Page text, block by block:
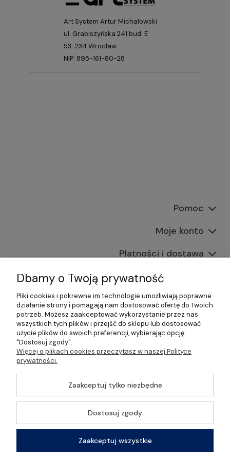
Art System Artur Michałowski
ul. Grabiszyńska 241 bud. E
53-234 Wrocław
NIP: 895-161-80-28
Pomoc
Moje konto
Płatności i dostawa
Informacje
O nas
©2026 Wszelkie Prawa Zastrzeżone | Gastrosklep |
Wyposażenie gastronomii, restauracji oraz barów
Szablon Master byEcommercy
Pokaż pełną wersję strony
Sklep internetowy Shoper Premium
Dbamy o Twoją prywatność
Pliki cookies i pokrewne im technologie umożliwiają poprawne
działanie strony i pomagają nam dostosować ofertę do Twoich
potrzeb. Możesz zaakceptować wykorzystanie przez nas
wszystkich tych plików i przejść do sklepu lub dostosować
użycie plików do swoich preferencji, wybierając opcję
"Dostosuj zgody".
Więcej o plikach cookies przeczytasz w naszej Polityce
prywatności.
Zaakceptuj tylko niezbędne
Dostosuj zgody
Zaakceptuj wszystkie